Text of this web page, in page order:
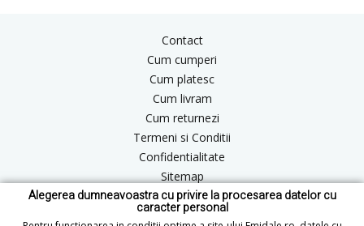
Alegerea dumneavoastra cu privire la procesarea datelor cu
caracter personal
Contact
Cum cumperi
Cum platesc
Cum livram
Cum returnezi
Termeni si Conditii
Confidentialitate
Sitemap
Blog
ANPC